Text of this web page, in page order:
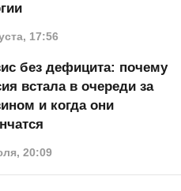
17:56
без дефицита: почему
встала в очереди за
и когда они
20:09